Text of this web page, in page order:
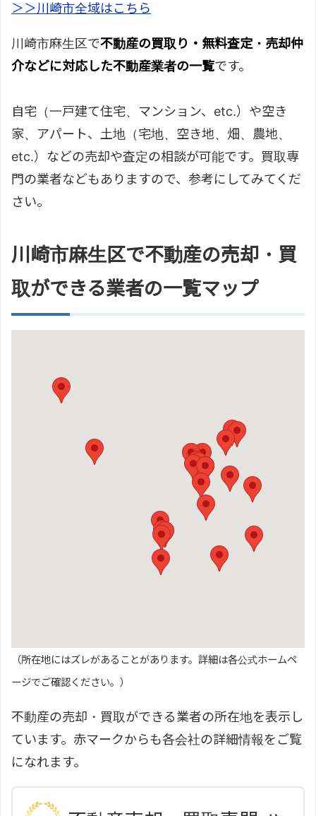
＞＞川崎市全域はこちら
川崎市麻生区で不動産の買取り・無料査定・売却仲
介などに対応した不動産業者の一覧です。
自宅（一戸建て住宅、マンション、etc.）や空き
家、アパート、土地（宅地、空き地、畑、農地、
etc.）などの売却や査定の相談が可能です。買取専
門の業者などもありますので、参考にしてみてくだ
さい。
川崎市麻生区で不動産の売却・買
取ができる業者の一覧マップ
（所在地にはズレがあることがあります。詳細は各公式ホームペ
ージでご確認ください。）
不動産の売却・買取ができる業者の所在地を表示し
ています。赤マークからも各会社の詳細情報をご覧
になれます。